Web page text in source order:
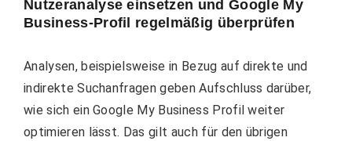
Nutzeranalyse einsetzen und Google My
Business-Profil regelmäßig überprüfen
Analysen, beispielsweise in Bezug auf direkte und
indirekte Suchanfragen geben Aufschluss darüber,
wie sich ein Google My Business Profil weiter
optimieren lässt. Das gilt auch für den übrigen